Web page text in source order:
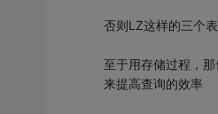
否则LZ这样的三个
至于用存储过程，
来提高查询的效率